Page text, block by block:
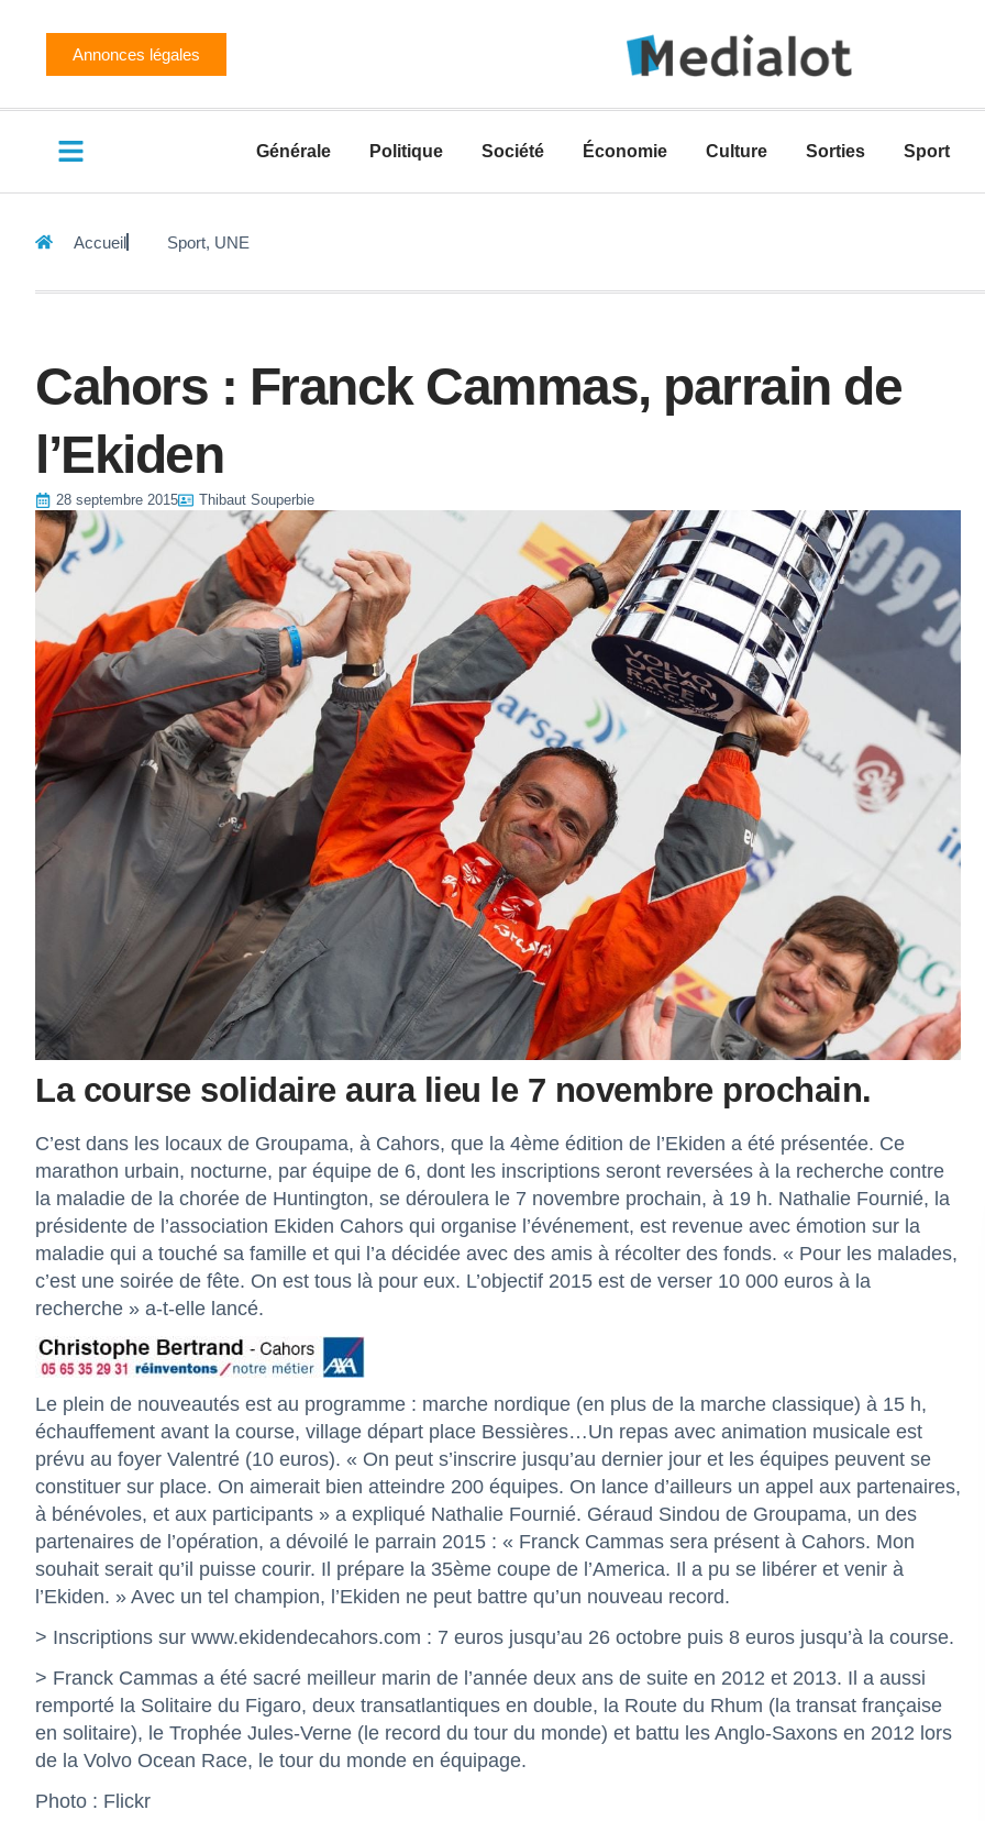
Annonces légales
Générale Politique Société Économie Culture Sorties Sport
Accueil Sport, UNE
Cahors : Franck Cammas, parrain de
l’Ekiden
28 septembre 2015 Thibaut Souperbie
La course solidaire aura lieu le 7 novembre prochain.
C’est dans les locaux de Groupama, à Cahors, que la 4ème édition de l’Ekiden a été présentée. Ce
marathon urbain, nocturne, par équipe de 6, dont les inscriptions seront reversées à la recherche contre
la maladie de la chorée de Huntington, se déroulera le 7 novembre prochain, à 19 h. Nathalie Fournié, la
présidente de l’association Ekiden Cahors qui organise l’événement, est revenue avec émotion sur la
maladie qui a touché sa famille et qui l’a décidée avec des amis à récolter des fonds. « Pour les malades,
c’est une soirée de fête. On est tous là pour eux. L’objectif 2015 est de verser 10 000 euros à la
recherche » a-t-elle lancé.
Le plein de nouveautés est au programme : marche nordique (en plus de la marche classique) à 15 h,
échauffement avant la course, village départ place Bessières…Un repas avec animation musicale est
prévu au foyer Valentré (10 euros). « On peut s’inscrire jusqu’au dernier jour et les équipes peuvent se
constituer sur place. On aimerait bien atteindre 200 équipes. On lance d’ailleurs un appel aux partenaires,
à bénévoles, et aux participants » a expliqué Nathalie Fournié. Géraud Sindou de Groupama, un des
partenaires de l’opération, a dévoilé le parrain 2015 : « Franck Cammas sera présent à Cahors. Mon
souhait serait qu’il puisse courir. Il prépare la 35ème coupe de l’America. Il a pu se libérer et venir à
l’Ekiden. » Avec un tel champion, l’Ekiden ne peut battre qu’un nouveau record.
> Inscriptions sur www.ekidendecahors.com : 7 euros jusqu’au 26 octobre puis 8 euros jusqu’à la course.
> Franck Cammas a été sacré meilleur marin de l’année deux ans de suite en 2012 et 2013. Il a aussi
remporté la Solitaire du Figaro, deux transatlantiques en double, la Route du Rhum (la transat française
en solitaire), le Trophée Jules-Verne (le record du tour du monde) et battu les Anglo-Saxons en 2012 lors
de la Volvo Ocean Race, le tour du monde en équipage.
Photo : Flickr